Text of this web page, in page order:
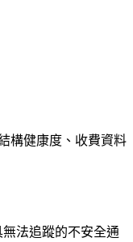
構健康度、收費資料
法追蹤的不安全通